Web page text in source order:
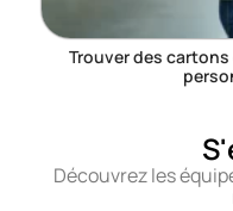
Trouver des
Découvrez les